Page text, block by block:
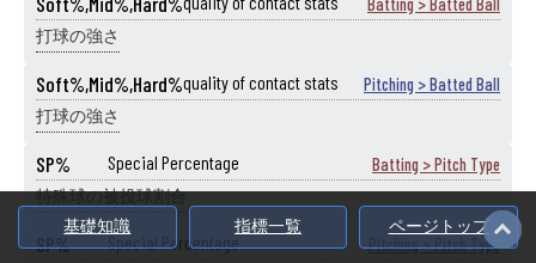
Batting > Batted Ball
打球の強さ
Soft%,Mid%,Hard%quality of contact stats Pitching > Batted Ball
打球の強さ
SP% Special Percentage Batting > Pitch Type
特殊球の被投球割合
SP% Special Percentage Pitching > Pitch Type
基礎知識 指標一覧 ページトップ